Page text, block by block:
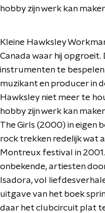
hobby zijn werk kan
Kleine Hawksley
Canada waar hij
instrumenten te
muzikant en producer in
Hawksley niet meer te
hobby zijn werk kan
The Girls (2000) in eigen
rock trekken redelijk wat
Montreux festival in
onbekende, artiesten
Isadora, vol
uitgave van het boek
daar het clubcircuit plat